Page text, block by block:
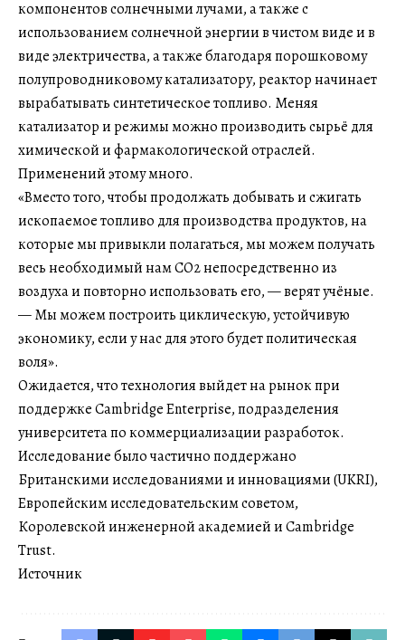
компонентов солнечными лучами, а также с
использованием солнечной энергии в чистом виде и в
виде электричества, а также благодаря порошковому
полупроводниковому катализатору, реактор начинает
вырабатывать синтетическое топливо. Меняя
катализатор и режимы можно производить сырьё для
химической и фармакологической отраслей.
Применений этому много.
«Вместо того, чтобы продолжать добывать и сжигать
ископаемое топливо для производства продуктов, на
которые мы привыкли полагаться, мы можем получать
весь необходимый нам CO2 непосредственно из
воздуха и повторно использовать его, — верят учёные.
— Мы можем построить циклическую, устойчивую
экономику, если у нас для этого будет политическая
воля».
Ожидается, что технология выйдет на рынок при
поддержке Cambridge Enterprise, подразделения
университета по коммерциализации разработок.
Исследование было частично поддержано
Британскими исследованиями и инновациями (UKRI),
Европейским исследовательским советом,
Королевской инженерной академией и Cambridge
Trust.
Источник